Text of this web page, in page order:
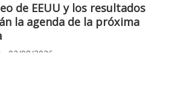
de EEUU y los resultados
la agenda de la próxima
- 02/08/2026